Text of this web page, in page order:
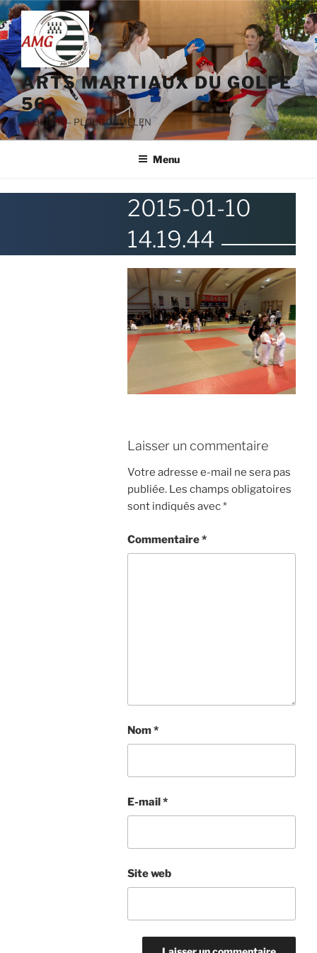
Aller
au
contenu
principal
ARTS MARTIAUX DU GOLFE
56
PLOEREN – PLOUGOUMELEN
Menu
2015-01-10
14.19.44
Laisser un commentaire
Votre adresse e-mail ne sera pas
publiée. Les champs obligatoires
sont indiqués avec*
Commentaire*
Nom*
E-mail*
Site web